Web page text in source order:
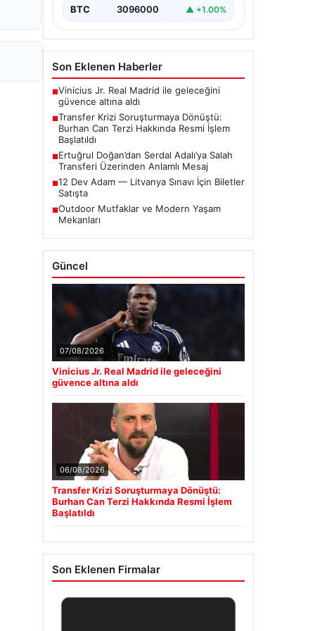
iddialar nedeniyle…
BTC 3096000 ▲ +1.00%
Son Eklenen Haberler
■Vinicius Jr. Real Madrid ile geleceğini
güvence altına aldı
■Transfer Krizi Soruşturmaya Dönüştü:
Burhan Can Terzi Hakkında Resmi İşlem
Başlatıldı
■Ertuğrul Doğan’dan Serdal Adalı’ya Salah
Transferi Üzerinden Anlamlı Mesaj
■12 Dev Adam — Litvanya Sınavı İçin Biletler
Satışta
■Outdoor Mutfaklar ve Modern Yaşam
Mekanları
Güncel
07/08/2026
Vinicius Jr. Real Madrid ile geleceğini
güvence altına aldı
06/08/2026
Transfer Krizi Soruşturmaya Dönüştü:
Burhan Can Terzi Hakkında Resmi İşlem
Başlatıldı
Son Eklenen Firmalar